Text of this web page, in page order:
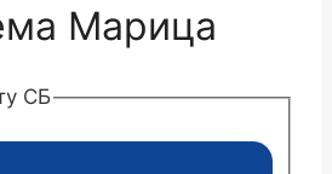
Марица
СБ